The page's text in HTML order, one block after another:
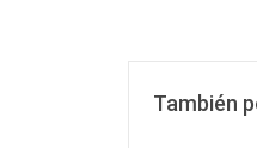
También